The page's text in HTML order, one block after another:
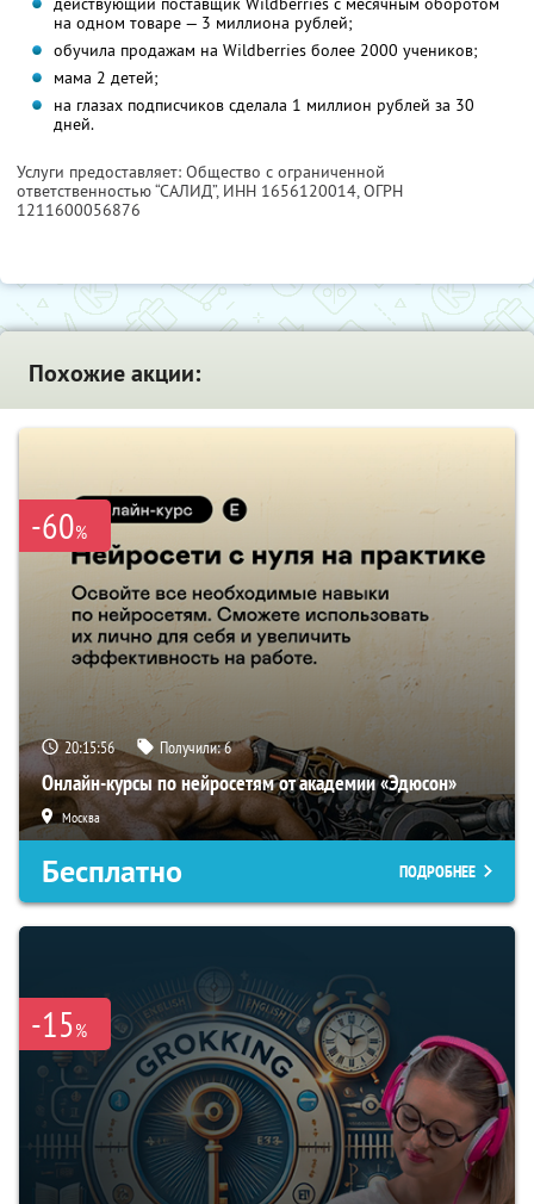
на одном товаре — 3 миллиона рублей;
обучила продажам на Wildberries более 2000 учеников;
мама 2 детей;
на глазах подписчиков сделала 1 миллион рублей за 30
дней.
Услуги предоставляет: Общество с ограниченной
ответственностью “САЛИД”, ИНН 1656120014, ОГРН
1211600056876
Похожие акции:
-60%
20:15:56 Получили:6
Онлайн-курсы по нейросетям от академии «Эдюсон»
Москва
Бесплатно ПОДРОБНЕЕ
-15%